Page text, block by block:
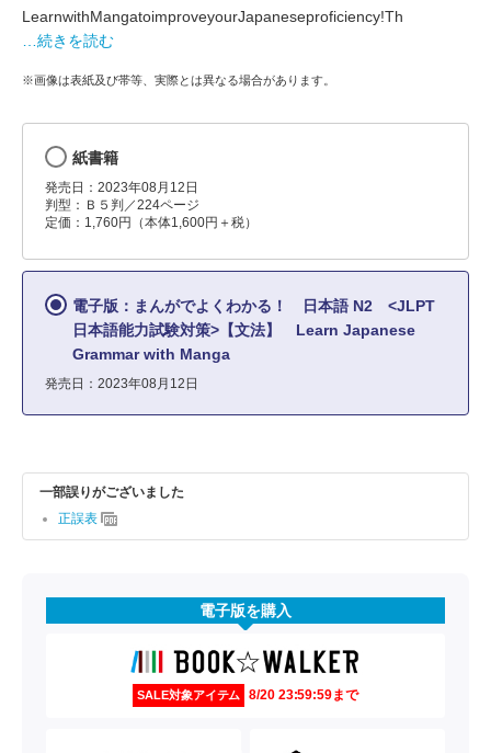
LearnwithMangatoimproveyourJapaneseproficiency!Th
…続きを読む
※画像は表紙及び帯等、実際とは異なる場合があります。
紙書籍
発売日：2023年08月12日
判型：Ｂ５判／224ページ
定価：1,760円（本体1,600円＋税）
電子版：まんがでよくわかる！ 日本語 N2 <JLPT
日本語能力試験対策>【文法】 Learn Japanese
Grammar with Manga
発売日：2023年08月12日
一部誤りがございました
正誤表
電子版を購入
SALE対象アイテム 8/20 23:59:59まで